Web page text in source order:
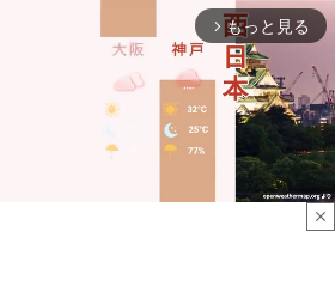
close
arrow_forward_ios もっと見る